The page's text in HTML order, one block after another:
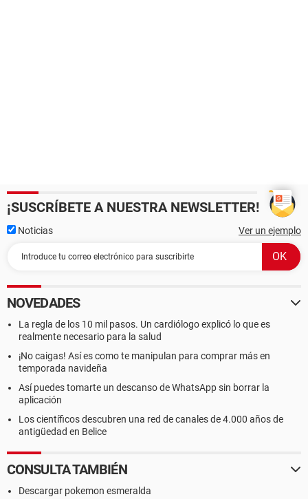
¡SUSCRÍBETE A NUESTRA NEWSLETTER!
Noticias Ver un ejemplo
NOVEDADES
La regla de los 10 mil pasos. Un cardiólogo explicó lo que es
realmente necesario para la salud
¡No caigas! Así es como te manipulan para comprar más en
temporada navideña
Así puedes tomarte un descanso de WhatsApp sin borrar la
aplicación
Los científicos descubren una red de canales de 4.000 años de
antigüedad en Belice
CONSULTA TAMBIÉN
Descargar pokemon esmeralda